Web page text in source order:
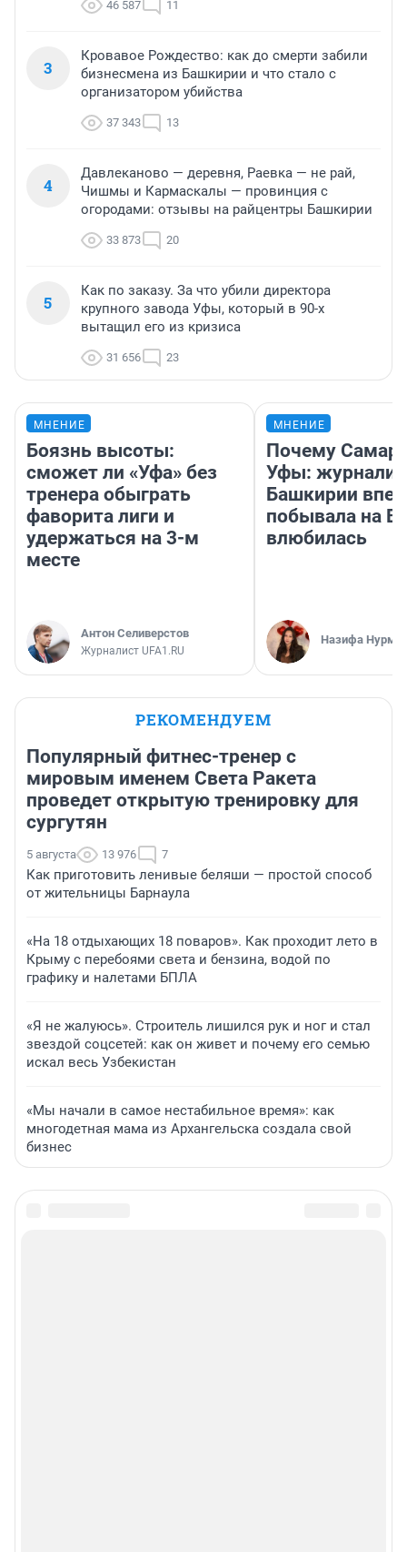
46 587 11
3
Кровавое Рождество: как до смерти забили
бизнесмена из Башкирии и что стало с
организатором убийства
37 343 13
4
Давлеканово — деревня, Раевка — не рай,
Чишмы и Кармаскалы — провинция с
огородами: отзывы на райцентры Башкирии
33 873 20
5
Как по заказу. За что убили директора
крупного завода Уфы, который в 90-х
вытащил его из кризиса
31 656 23
МНЕНИЕ
Боязнь высоты:
сможет ли «Уфа» без
тренера обыграть
фаворита лиги и
удержаться на 3-м
месте
Антон Селиверстов
Журналист UFA1.RU
МНЕНИЕ
Почему
Уфы:
Башкирии
побывала на
влюбилась
Назифа
РЕКОМЕНДУЕМ
Популярный фитнес-тренер с
мировым именем Света Ракета
проведет открытую тренировку для
сургутян
5 августа 13 976 7
Как приготовить ленивые беляши — простой способ
от жительницы Барнаула
«На 18 отдыхающих 18 поваров». Как проходит лето в
Крыму с перебоями света и бензина, водой по
графику и налетами БПЛА
«Я не жалуюсь». Строитель лишился рук и ног и стал
звездой соцсетей: как он живет и почему его семью
искал весь Узбекистан
«Мы начали в самое нестабильное время»: как
многодетная мама из Архангельска создала свой
бизнес